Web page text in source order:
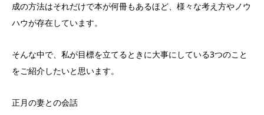
成の方法はそれだけで本が何冊もあるほど、様々な考え方やノウ
ハウが存在しています。
そんな中で、私が目標を立てるときに大事にしている3つのこと
をご紹介したいと思います。
正月の妻との会話